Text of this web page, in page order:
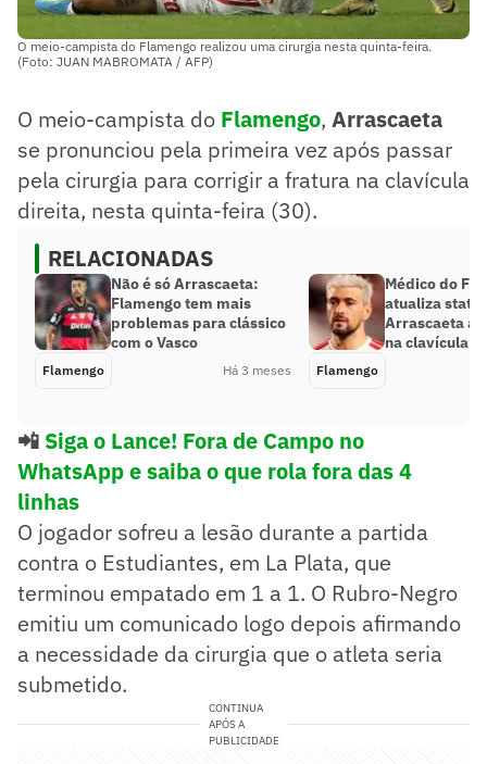
O meio-campista do Flamengo realizou uma cirurgia nesta quinta-feira.
(Foto: JUAN MABROMATA / AFP)
O meio-campista do Flamengo, Arrascaeta
se pronunciou pela primeira vez após passar
pela cirurgia para corrigir a fratura na clavícula
direita, nesta quinta-feira (30).
RELACIONADAS
Não é só Arrascaeta:
Flamengo tem mais
problemas para clássico
com o Vasco
Flamengo Há 3 meses
Médico do
atualiza
Arrascaeta
na clavícula
Flamengo
📲 Siga o Lance! Fora de Campo no
WhatsApp e saiba o que rola fora das 4
linhas
O jogador sofreu a lesão durante a partida
contra o Estudiantes, em La Plata, que
terminou empatado em 1 a 1. O Rubro-Negro
emitiu um comunicado logo depois afirmando
a necessidade da cirurgia que o atleta seria
submetido.
CONTINUA
APÓS A
PUBLICIDADE